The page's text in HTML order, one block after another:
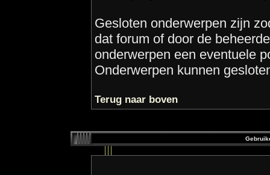
Gesloten onderwerpen zijn
dat forum of door de
onderwerpen een eventuele
Onderwerpen kunnen
Terug naar boven